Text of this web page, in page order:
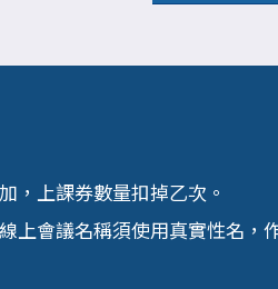
，上課券數量扣掉乙次。
上會議名稱須使用真實性名，